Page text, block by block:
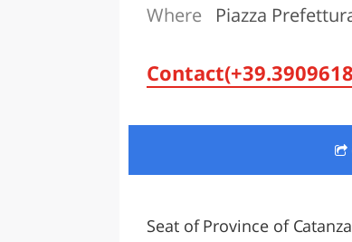
Where Piazza
Seat of Province of